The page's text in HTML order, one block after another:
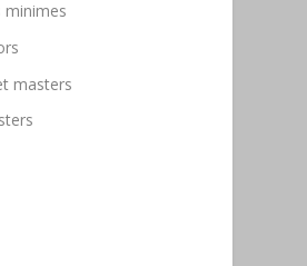
minimes
masters